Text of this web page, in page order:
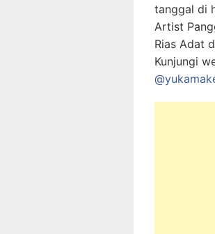
tanggal di
Artist
Rias Adat
Kunjungi